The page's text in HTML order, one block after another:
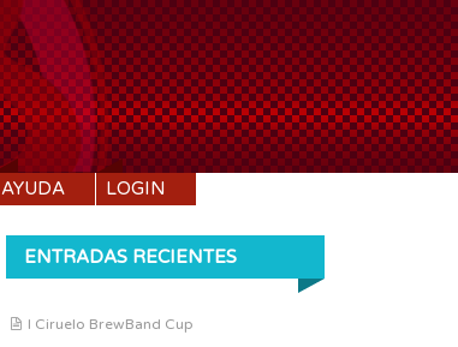
AYUDA LOGIN
ENTRADAS RECIENTES
I Ciruelo BrewBand Cup